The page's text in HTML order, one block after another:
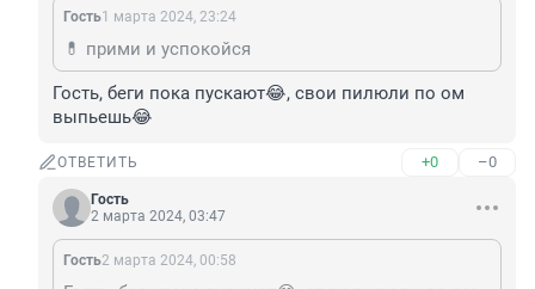
Гость1 марта 2024, 23:24
💊 прими и успокойся
Гость, беги пока пускают😂, свои пилюли по ом
выпьешь😂
ОТВЕТИТЬ +0 –0
Гость
2 марта 2024, 03:47
Гость2 марта 2024, 00:58